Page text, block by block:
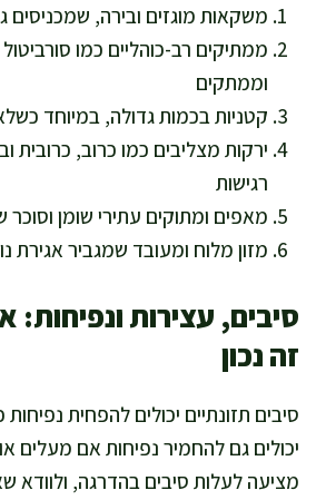
משקאות מוגזים ובירה, שמכניסים
ממתיקים רב-כוהליים כמו
וממתקים
קטניות בכמות גדולה, במיוחד
ירקות מצליבים כמו כרוב, כרובית
רגישות
מאפים ומתוקים עתירי שומן וסוכר
מזון מלוח ומעובד שמגביר אגירת
סיבים, עצירות ונפיחות:
זה נכון
סיבים תזונתיים יכולים להפחית
יכולים גם להחמיר נפיחות אם מעלים
מציעה לעלות סיבים בהדרגה, ולוודא